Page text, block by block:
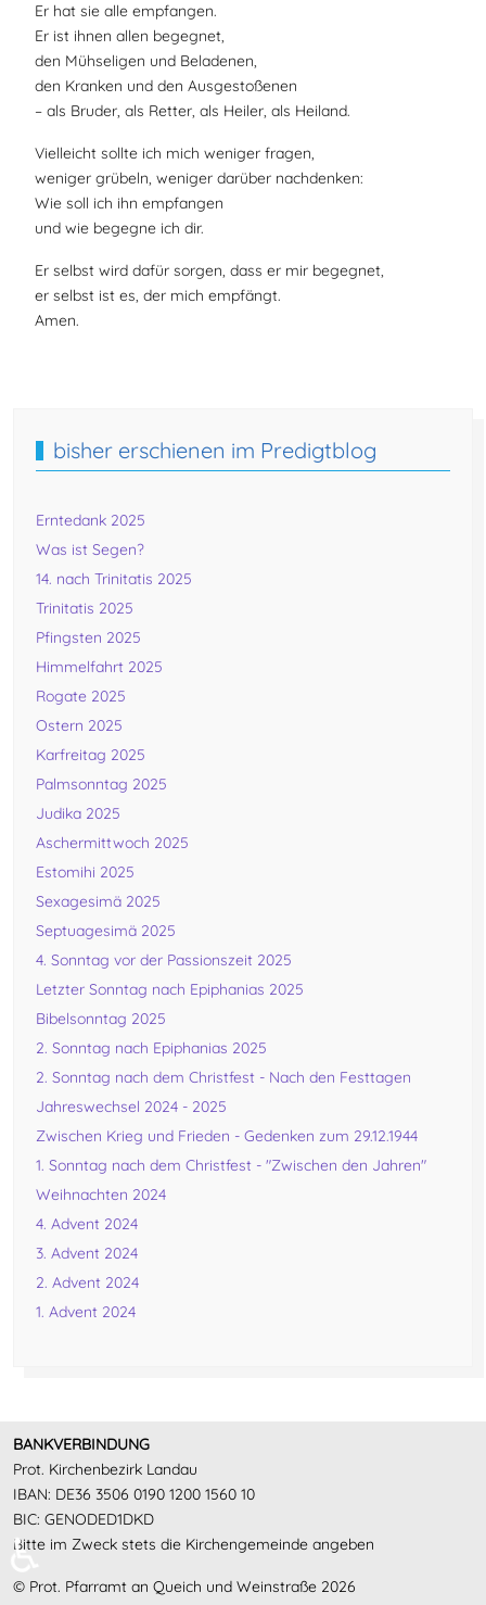
Er hat sie alle empfangen.
Er ist ihnen allen begegnet,
den Mühseligen und Beladenen,
den Kranken und den Ausgestoßenen
– als Bruder, als Retter, als Heiler, als Heiland.
Vielleicht sollte ich mich weniger fragen,
weniger grübeln, weniger darüber nachdenken:
Wie soll ich ihn empfangen
und wie begegne ich dir.
Er selbst wird dafür sorgen, dass er mir begegnet,
er selbst ist es, der mich empfängt.
Amen.
bisher erschienen im Predigtblog
Erntedank 2025
Was ist Segen?
14. nach Trinitatis 2025
Trinitatis 2025
Pfingsten 2025
Himmelfahrt 2025
Rogate 2025
Ostern 2025
Karfreitag 2025
Palmsonntag 2025
Judika 2025
Aschermittwoch 2025
Estomihi 2025
Sexagesimä 2025
Septuagesimä 2025
4. Sonntag vor der Passionszeit 2025
Letzter Sonntag nach Epiphanias 2025
Bibelsonntag 2025
2. Sonntag nach Epiphanias 2025
2. Sonntag nach dem Christfest - Nach den Festtagen
Jahreswechsel 2024 - 2025
Zwischen Krieg und Frieden - Gedenken zum 29.12.1944
1. Sonntag nach dem Christfest - "Zwischen den Jahren"
Weihnachten 2024
4. Advent 2024
3. Advent 2024
2. Advent 2024
1. Advent 2024
BANKVERBINDUNG
Prot. Kirchenbezirk Landau
IBAN: DE36 3506 0190 1200 1560 10
BIC: GENODED1DKD
Bitte im Zweck stets die Kirchengemeinde angeben
© Prot. Pfarramt an Queich und Weinstraße 2026